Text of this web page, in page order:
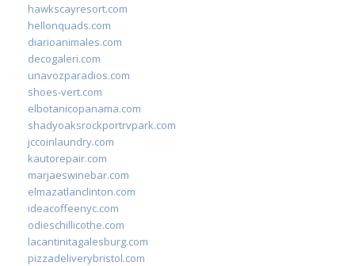
hawkscayresort.com
hellonquads.com
diarioanimales.com
decogaleri.com
unavozparadios.com
shoes-vert.com
elbotanicopanama.com
shadyoaksrockportrvpark.com
jccoinlaundry.com
kautorepair.com
marjaeswinebar.com
elmazatlanclinton.com
ideacoffeenyc.com
odieschillicothe.com
lacantinitagalesburg.com
pizzadeliverybristol.com